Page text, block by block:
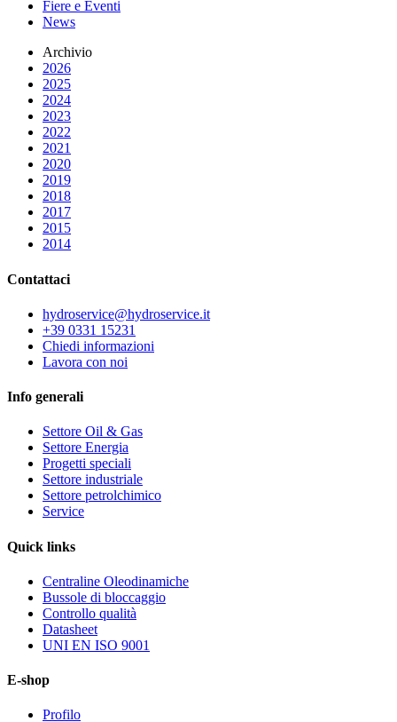
Fiere e Eventi
News
Archivio
2026
2025
2024
2023
2022
2021
2020
2019
2018
2017
2015
2014
Contattaci
hydroservice@hydroservice.it
+39 0331 15231
Chiedi informazioni
Lavora con noi
Info generali
Settore Oil & Gas
Settore Energia
Progetti speciali
Settore industriale
Settore petrolchimico
Service
Quick links
Centraline Oleodinamiche
Bussole di bloccaggio
Controllo qualità
Datasheet
UNI EN ISO 9001
E-shop
Profilo